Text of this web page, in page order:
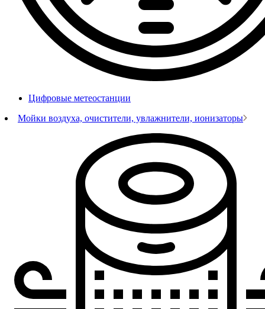
Цифровые метеостанции
Мойки воздуха, очистители, увлажнители, ионизаторы